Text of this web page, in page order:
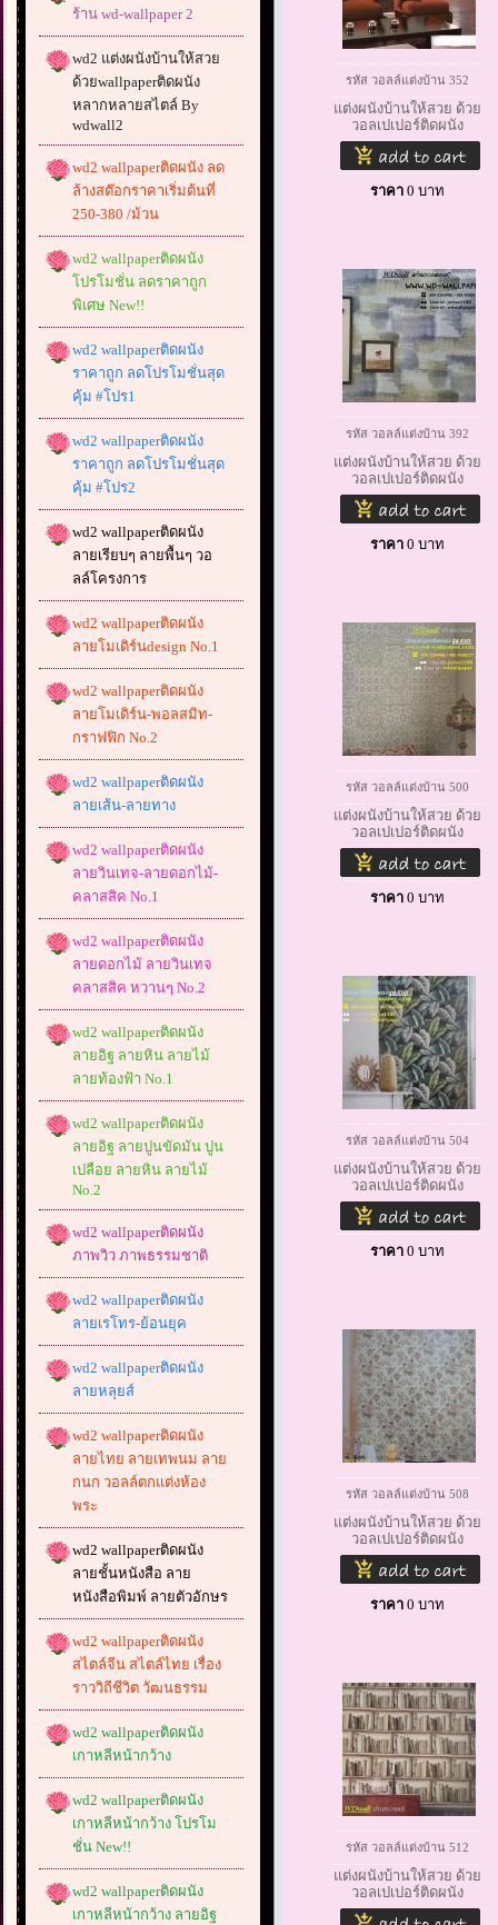
ร้าน wd-wallpaper 2
wd2 แต่งผนังบ้านให้สวย
ด้วยwallpaperติดผนัง
หลากหลายสไตล์ By
wdwall2
wd2 wallpaperติดผนัง ลด
ล้างสต๊อกราคาเริ่มต้นที่
250-380 /ม้วน
wd2 wallpaperติดผนัง
โปรโมชั่น ลดราคาถูก
พิเศษ New!!
wd2 wallpaperติดผนัง
ราคาถูก ลดโปรโมชั่นสุด
คุ้ม #โปร1
wd2 wallpaperติดผนัง
ราคาถูก ลดโปรโมชั่นสุด
คุ้ม #โปร2
wd2 wallpaperติดผนัง
ลายเรียบๆ ลายพื้นๆ วอ
ลล์โครงการ
wd2 wallpaperติดผนัง
ลายโมเดิร์นdesign No.1
wd2 wallpaperติดผนัง
ลายโมเดิร์น-พอลสมิท-
กราฟฟิก No.2
wd2 wallpaperติดผนัง
ลายเส้น-ลายทาง
wd2 wallpaperติดผนัง
ลายวินเทจ-ลายดอกไม้-
คลาสสิค No.1
wd2 wallpaperติดผนัง
ลายดอกไม้ ลายวินเทจ
คลาสสิค หวานๆ No.2
wd2 wallpaperติดผนัง
ลายอิฐ ลายหิน ลายไม้
ลายท้องฟ้า No.1
wd2 wallpaperติดผนัง
ลายอิฐ ลายปูนขัดมัน ปูน
เปลือย ลายหิน ลายไม้
No.2
wd2 wallpaperติดผนัง
ภาพวิว ภาพธรรมชาติ
wd2 wallpaperติดผนัง
ลายเรโทร-ย้อนยุค
wd2 wallpaperติดผนัง
ลายหลุยส์
wd2 wallpaperติดผนัง
ลายไทย ลายเทพนม ลาย
กนก วอลล์ตกแต่งห้อง
พระ
wd2 wallpaperติดผนัง
ลายชั้นหนังสือ ลาย
หนังสือพิมพ์ ลายตัวอักษร
wd2 wallpaperติดผนัง
สไตล์จีน สไตล์ไทย เรื่อง
ราววิถีชีวิต วัฒนธรรม
wd2 wallpaperติดผนัง
เกาหลีหน้ากว้าง
wd2 wallpaperติดผนัง
เกาหลีหน้ากว้าง โปรโม
ชั่น New!!
wd2 wallpaperติดผนัง
เกาหลีหน้ากว้าง ลายอิฐ
รหัส วอลล์แต่งบ้าน 352
แต่งผนังบ้านให้สวย ด้วย
วอลเปเปอร์ติดผนัง
ราคา 0 บาท
รหัส วอลล์แต่งบ้าน 392
แต่งผนังบ้านให้สวย ด้วย
วอลเปเปอร์ติดผนัง
ราคา 0 บาท
รหัส วอลล์แต่งบ้าน 500
แต่งผนังบ้านให้สวย ด้วย
วอลเปเปอร์ติดผนัง
ราคา 0 บาท
รหัส วอลล์แต่งบ้าน 504
แต่งผนังบ้านให้สวย ด้วย
วอลเปเปอร์ติดผนัง
ราคา 0 บาท
รหัส วอลล์แต่งบ้าน 508
แต่งผนังบ้านให้สวย ด้วย
วอลเปเปอร์ติดผนัง
ราคา 0 บาท
รหัส วอลล์แต่งบ้าน 512
แต่งผนังบ้านให้สวย ด้วย
วอลเปเปอร์ติดผนัง